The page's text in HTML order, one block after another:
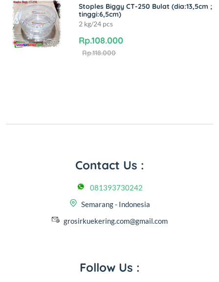
Stoples Biggy CT-250 Bulat (dia:13,5cm ;
tinggi:6,5cm)
2 kg/24 pcs
Rp.108.000
Rp.118.000
Contact Us :
081393730242
Semarang - Indonesia
grosirkuekering.com@gmail.com
Follow Us :